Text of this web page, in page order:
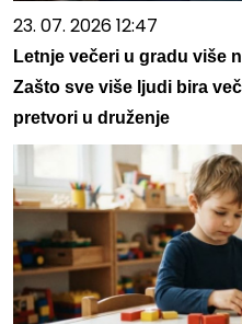
23. 07. 2026 12:47
Letnje večeri u gradu više
Zašto sve više ljudi bira
pretvori u druženje